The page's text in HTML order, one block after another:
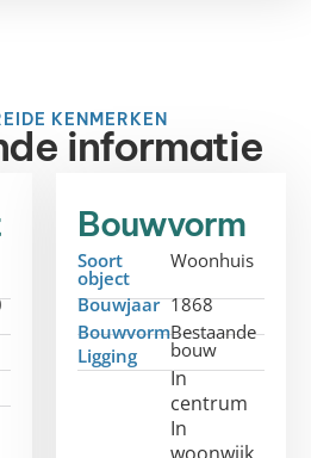
KENMERKEN
informatie
Bouwvorm
Soort
object
Woonhuis
Bouwjaar 1868
BouwvormBestaande
bouw
Ligging
In
centrum
In